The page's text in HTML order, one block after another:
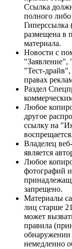
Ссылка
полного либо
Гиперссылка
размещена в
материала.
Новости с
"Тест-
правах
Раздел
Любое
другое
ссылку на
воспрещается.
Владелец
является
Любое
фотографий
запрещено.
Материалы
лиц старше
может
правила
обнаружении
немедленно